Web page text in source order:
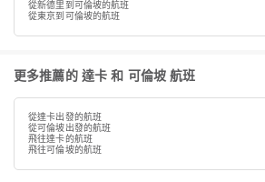
從新德里到可倫坡的航班
從東京到可倫坡的航班
更多推薦的 達卡 和 可倫坡 航班
從達卡出發的航班
從可倫坡出發的航班
飛往達卡的航班
飛往可倫坡的航班